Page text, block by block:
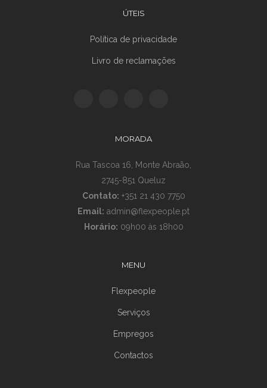
ÚTEIS
Política de privacidade
Livro de reclamações
MORADA
Rua Tascoa 16, Monte Abraão,
2745-851 Queluz
Contato: +351 21 430 7750
Email: admin@flexpeople.pt
Horário: 09h00 às 18h00
MENU
Flexpeople
Serviços
Empregos
Contactos